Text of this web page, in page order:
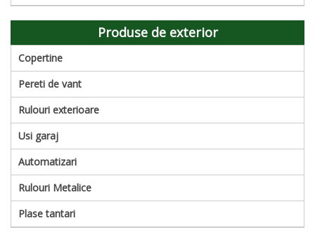
Produse de exterior
Copertine
Pereti de vant
Rulouri exterioare
Usi garaj
Automatizari
Rulouri Metalice
Plase tantari